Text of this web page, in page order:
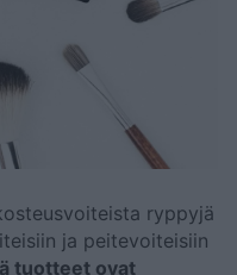
ryppyjä
ja peitevoiteisiin
tuotteet ovat